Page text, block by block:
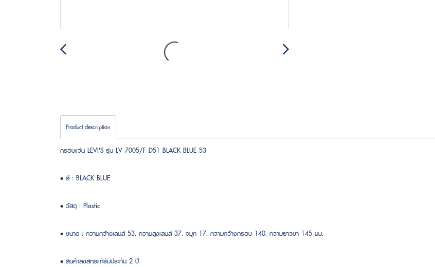
Product description
กรอบแว่น LEVI'S รุ่น LV 7005/F D51 BLACK BLUE 53
• สี : BLACK BLUE
• วัสดุ : Plastic
• ขนาด : ความกว้างเลนส์ 53, ความสูงเลนส์ 37, จมูก 17, ความกว้างกรอบ 140, ความยาวขา 145 มม.
• สินค้าลิขสิทธิแท้รับประกัน 2 ปี